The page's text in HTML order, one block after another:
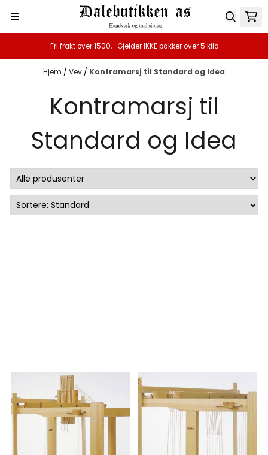
Hopp til innhold
Fri frakt over 1500,- Gjelder IKKE pakker over 5 kilo
Hjem / Vev / Kontramarsj til Standard og Idea
Kontramarsj til
Standard og Idea